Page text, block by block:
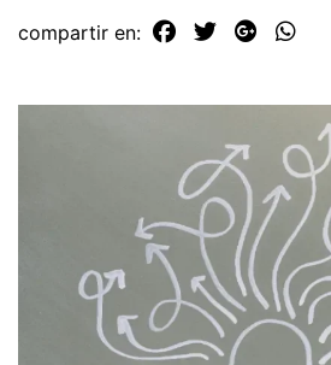
compartir en: